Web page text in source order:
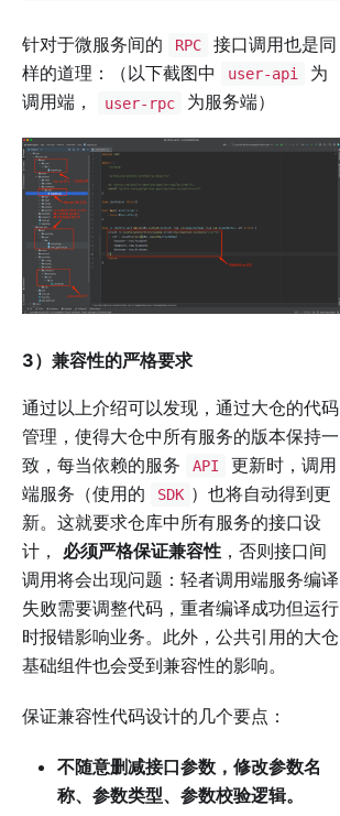
针对于微服务间的 RPC
接口调用也是同
样的道理：（以下截图中
user-api
为
调用端，
user-rpc 为服务端）
3）兼容性的严格要求
通过以上介绍可以发现，通过大仓的代码
管理，使得大仓中所有服务的版本保持一
致，每当依赖的服务
API
更新时，调用
端服务（使用的
SDK ）也将自动得到更
新。这就要求仓库中所有服务的接口设
计， 必须严格保证兼容性 ，否则接口间
调用将会出现问题：轻者调用端服务编译
失败需要调整代码，重者编译成功但运行
时报错影响业务。此外，公共引用的大仓
基础组件也会受到兼容性的影响。
保证兼容性代码设计的几个要点：
不随意删减接口参数，修改参数名
称、参数类型、参数校验逻辑。